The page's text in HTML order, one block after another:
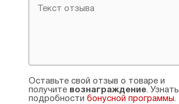
Оставьте свой отзыв о товаре и
получите вознаграждение. Узнать
подробности бонусной программы.